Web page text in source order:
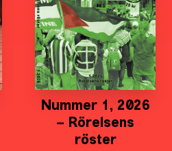
Nummer 1, 2026
– Rörelsens
röster